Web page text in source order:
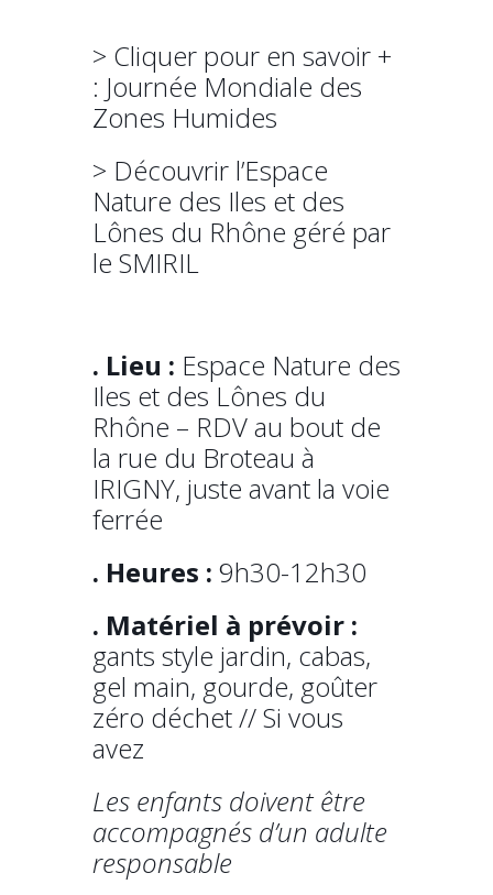
> Cliquer pour en savoir +
: Journée Mondiale des
Zones Humides
> Découvrir l’Espace
Nature des Iles et des
Lônes du Rhône géré par
le SMIRIL
. Lieu : Espace Nature des
Iles et des Lônes du
Rhône – RDV au bout de
la rue du Broteau à
IRIGNY, juste avant la voie
ferrée
. Heures : 9h30-12h30
. Matériel à prévoir :
gants style jardin, cabas,
gel main, gourde, goûter
zéro déchet // Si vous
avez
Les enfants doivent être
accompagnés d’un adulte
responsable